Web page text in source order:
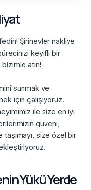
Şirinevler nakliye
keyifli bir
atın!
sunmak ve
için çalışıyoruz.
ile size en iyi
güveni,
taşımayı, size özel bir
Yükü Yerde